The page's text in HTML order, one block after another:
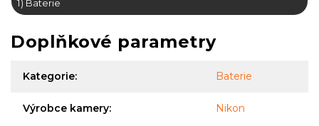
1) Baterie
Doplňkové parametry
Kategorie: Baterie
Výrobce kamery: Nikon